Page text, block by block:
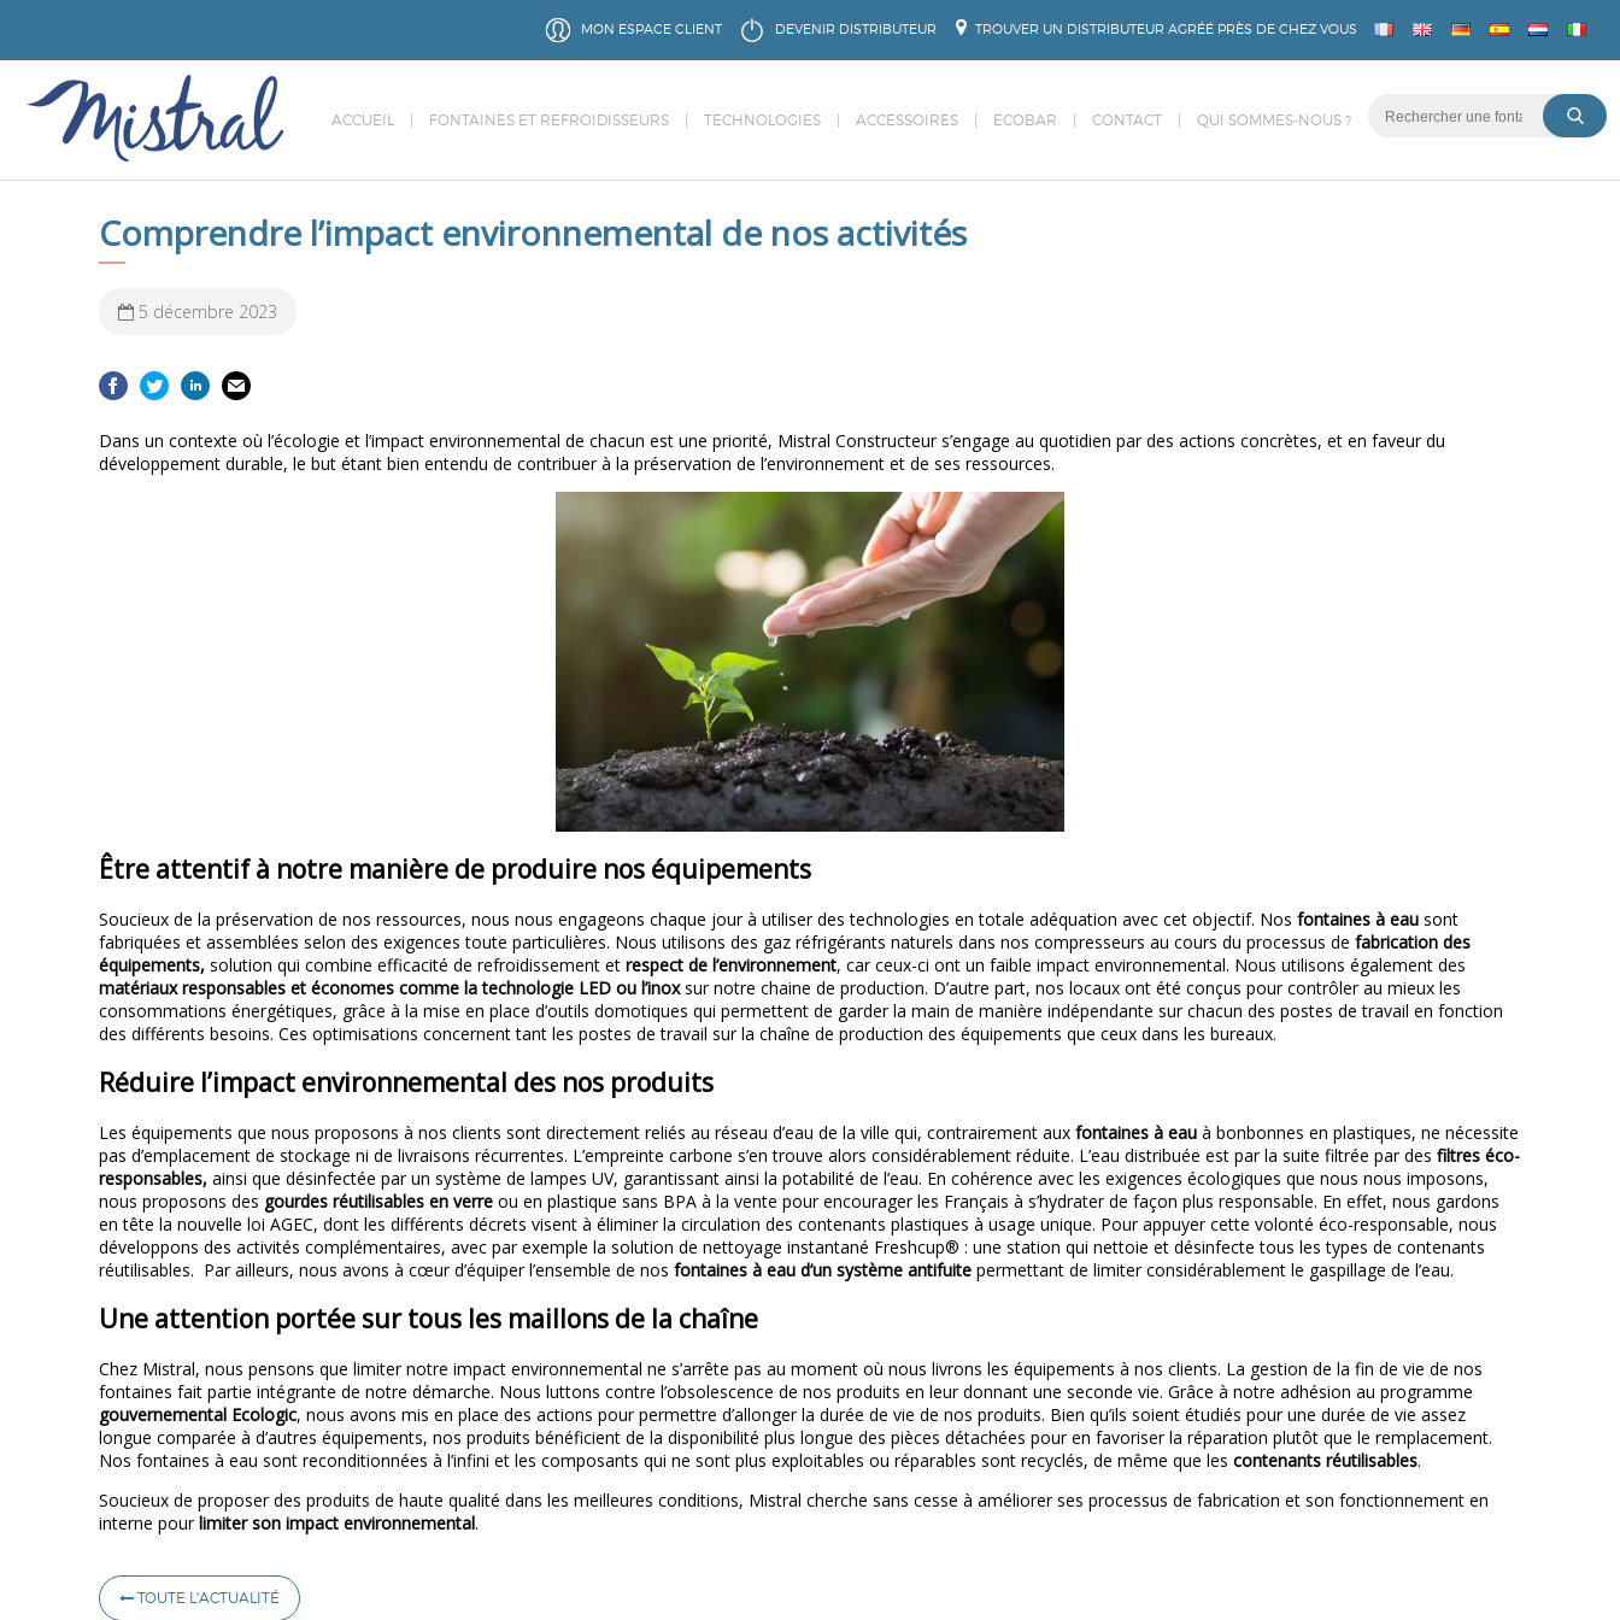
TROUVER UN DISTRIBUTEUR AGRÉÉ PRÈS DE CHEZ VOUS
DEVENIR DISTRIBUTEUR
MON ESPACE CLIENT
ACCUEIL FONTAINES ET REFROIDISSEURS TECHNOLOGIES ACCESSOIRES ECOBAR CONTACT QUI SOMMES-NOUS ?
Comprendre l’impact environnemental de nos activités
5 décembre 2023
Dans un contexte où l’écologie et l’impact environnemental de chacun est une priorité, Mistral Constructeur s’engage au quotidien par des actions concrètes, et en faveur du
développement durable, le but étant bien entendu de contribuer à la préservation de l’environnement et de ses ressources.
Être attentif à notre manière de produire nos équipements
Soucieux de la préservation de nos ressources, nous nous engageons chaque jour à utiliser des technologies en totale adéquation avec cet objectif. Nos fontaines à eau sont
fabriquées et assemblées selon des exigences toute particulières. Nous utilisons des gaz réfrigérants naturels dans nos compresseurs au cours du processus de fabrication des
équipements, solution qui combine efficacité de refroidissement et respect de l’environnement, car ceux-ci ont un faible impact environnemental. Nous utilisons également des
matériaux responsables et économes comme la technologie LED ou l’inoxsur notre chaine de production. D’autre part, nos locaux ont été conçus pour contrôler au mieux les
consommations énergétiques, grâce à la mise en place d’outils domotiques qui permettent de garder la main de manière indépendante sur chacun des postes de travail en fonction
des différents besoins. Ces optimisations concernent tant les postes de travail sur la chaîne de production des équipements que ceux dans les bureaux.
Réduire l’impact environnemental des nos produits
Les équipements que nous proposons à nos clients sont directement reliés au réseau d’eau de la ville qui, contrairement aux fontaines à eau à bonbonnes en plastiques, ne nécessite
pas d’emplacement de stockage ni de livraisons récurrentes. L’empreinte carbone s’en trouve alors considérablement réduite. L’eau distribuée est par la suite filtrée par des filtres éco-
responsables, ainsi que désinfectée par un système de lampes UV, garantissant ainsi la potabilité de l’eau. En cohérence avec les exigences écologiques que nous nous imposons,
nous proposons des gourdes réutilisables en verre ou en plastique sans BPA à la vente pour encourager les Français à s’hydrater de façon plus responsable. En effet, nous gardons
en tête la nouvelle loi AGEC, dont les différents décrets visent à éliminer la circulation des contenants plastiques à usage unique. Pour appuyer cette volonté éco-responsable, nous
développons des activités complémentaires, avec par exemple la solution de nettoyage instantané Freshcup® : une station qui nettoie et désinfecte tous les types de contenants
réutilisables. Par ailleurs, nous avons à cœur d’équiper l’ensemble de nos fontaines à eau d’un système antifuite permettant de limiter considérablement le gaspillage de l’eau.
Une attention portée sur tous les maillons de la chaîne
Chez Mistral, nous pensons que limiter notre impact environnemental ne s’arrête pas au moment où nous livrons les équipements à nos clients. La gestion de la fin de vie de nos
fontaines fait partie intégrante de notre démarche. Nous luttons contre l’obsolescence de nos produits en leur donnant une seconde vie. Grâce à notre adhésion au programme
gouvernemental Ecologic, nous avons mis en place des actions pour permettre d’allonger la durée de vie de nos produits. Bien qu’ils soient étudiés pour une durée de vie assez
longue comparée à d’autres équipements, nos produits bénéficient de la disponibilité plus longue des pièces détachées pour en favoriser la réparation plutôt que le remplacement.
Nos fontaines à eau sont reconditionnées à l’infini et les composants qui ne sont plus exploitables ou réparables sont recyclés, de même que les contenants réutilisables.
Soucieux de proposer des produits de haute qualité dans les meilleures conditions, Mistral cherche sans cesse à améliorer ses processus de fabrication et son fonctionnement en
interne pourlimiter son impact environnemental.
TOUTE L'ACTUALITÉ